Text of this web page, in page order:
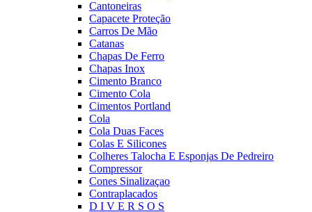
Cantoneiras
Capacete Proteção
Carros De Mão
Catanas
Chapas De Ferro
Chapas Inox
Cimento Branco
Cimento Cola
Cimentos Portland
Cola
Cola Duas Faces
Colas E Silicones
Colheres Talocha E Esponjas De Pedreiro
Compressor
Cones Sinalizaçao
Contraplacados
D I V E R S O S